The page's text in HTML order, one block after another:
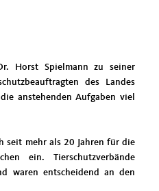
Horst Spielmann zu seiner
des Landes
anstehenden Aufgaben viel
seit mehr als 20 Jahren für die
ein. Tierschutzverbände
waren entscheidend an den